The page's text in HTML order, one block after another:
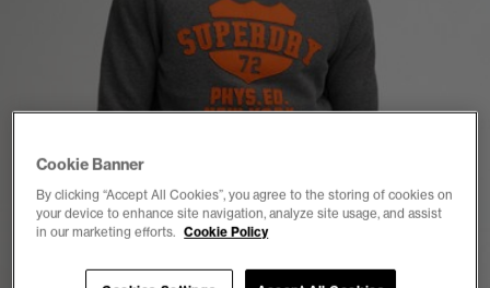
Cookie Banner
By clicking “Accept All Cookies”, you agree to the storing of cookies on
your device to enhance site navigation, analyze site usage, and assist
in our marketing efforts. Cookie Policy